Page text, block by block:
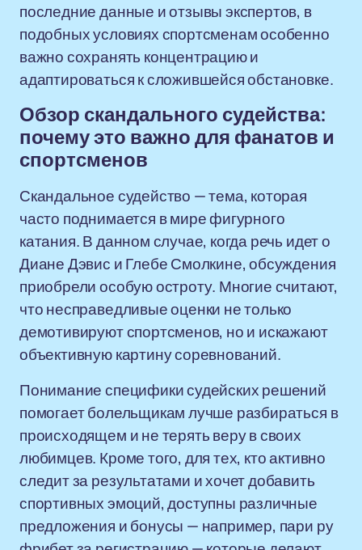
последние данные и отзывы экспертов, в
подобных условиях спортсменам особенно
важно сохранять концентрацию и
адаптироваться к сложившейся обстановке.
Обзор скандального судейства:
почему это важно для фанатов и
спортсменов
Скандальное судейство — тема, которая
часто поднимается в мире фигурного
катания. В данном случае, когда речь идет о
Диане Дэвис и Глебе Смолкине, обсуждения
приобрели особую остроту. Многие считают,
что несправедливые оценки не только
демотивируют спортсменов, но и искажают
объективную картину соревнований.
Понимание специфики судейских решений
помогает болельщикам лучше разбираться в
происходящем и не терять веру в своих
любимцев. Кроме того, для тех, кто активно
следит за результатами и хочет добавить
спортивных эмоций, доступны различные
предложения и бонусы — например, пари ру